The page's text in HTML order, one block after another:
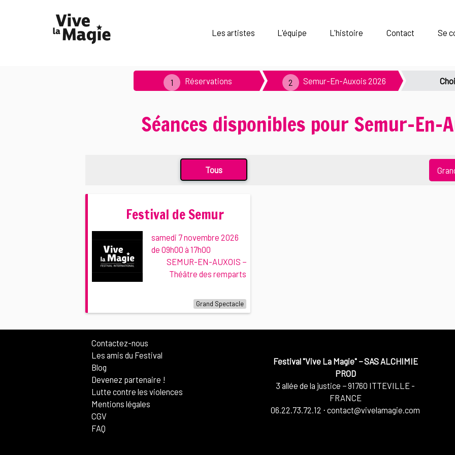
Les artistes L'équipe L'histoire Contact Se
Réservations Semur-En-Auxois 2026
Séances disponibles pour Semur-En-
Tous
Festival de Semur
samedi 7 novembre 2026
de 09h00 à 17h00
SEMUR-EN-AUXOIS −
Théâtre des remparts
Grand Spectacle
Contactez-nous
Les amis du Festival
Blog
Devenez partenaire !
Lutte contre les violences
Mentions légales
CGV
FAQ
Festival "Vive La Magie"−SAS ALCHIMIE
PROD
3 allée de la justice −91760 ITTEVILLE -
FRANCE
06.22.73.72.12 ⋅contact@vivelamagie.com